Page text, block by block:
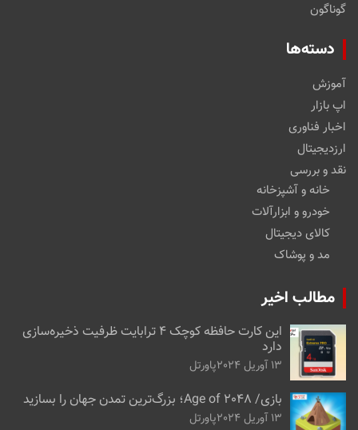
گوناگون
دسته‌ها
آموزش
اپ بازار
اخبار فناوری
ارزدیجیتال
نقد و بررسی
خانه و آشپزخانه
خودرو و ابزارآلات
کالای دیجیتال
مد و پوشاک
مطالب اخیر
این کارت حافظه کوچک ۴ ترابایت ظرفیت ذخیره‌سازی
دارد
13 آوریل 2024 پاورتل
بازی/ Age of 2048؛ بزرگ‌ترین تمدن جهان را بسازید
13 آوریل 2024 پاورتل